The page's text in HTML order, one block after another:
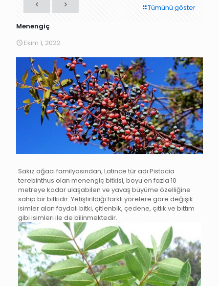
Tümünü göster
Menengiç
Ekim 1, 2022
Sakız ağacı familyasından, Latince tür adı Pistacia
terebinthus olan menengiç bitkisi, boyu en fazla 10
metreye kadar ulaşabilen ve yavaş büyüme özelliğine
sahip bir bitkidir. Yetiştirildiği farklı yörelere göre değişik
isimler alan faydalı bitki, çitlenbik, çedene, çıtlık ve bıttım
gibi isimleri ile de bilinmektedir.